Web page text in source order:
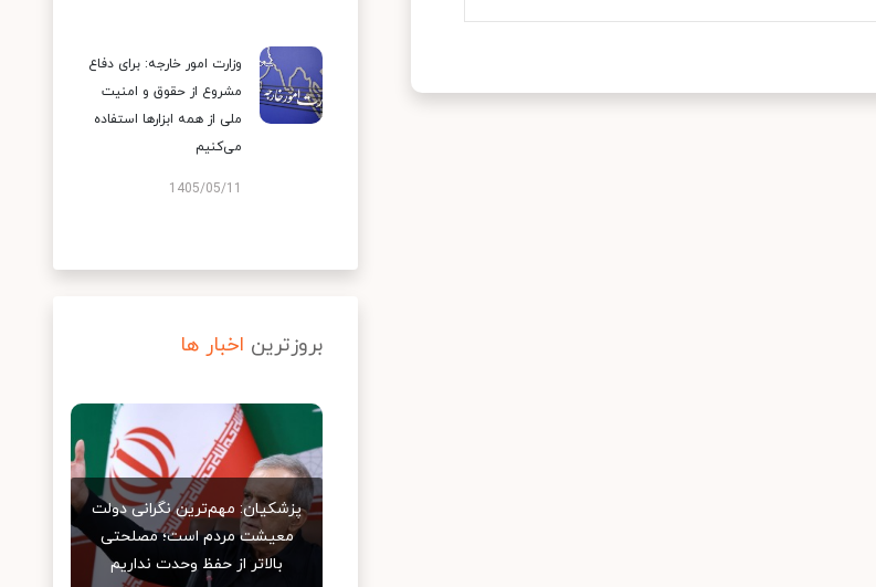
وزارت امور خارجه: برای دفاع
مشروع از حقوق و امنیت
ملی از همه ابزارها استفاده
می‌کنیم
1405/05/11
بروزترین اخبار ها
پزشکیان: مهم‌ترین نگرانی دولت
معیشت مردم است؛ مصلحتی
بالاتر از حفظ وحدت نداریم